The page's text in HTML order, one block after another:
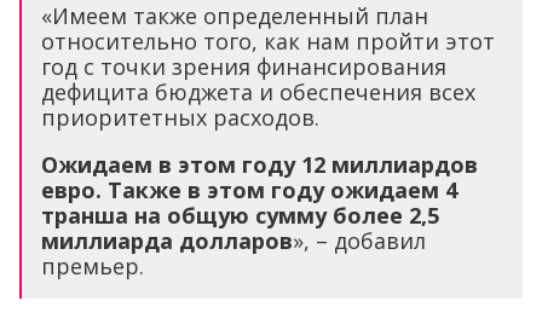
«Имеем также определенный план
относительно того, как нам пройти этот
год с точки зрения финансирования
дефицита бюджета и обеспечения всех
приоритетных расходов.
Ожидаем в этом году 12 миллиардов
евро. Также в этом году ожидаем 4
транша на общую сумму более 2,5
миллиарда долларов», – добавил
премьер.